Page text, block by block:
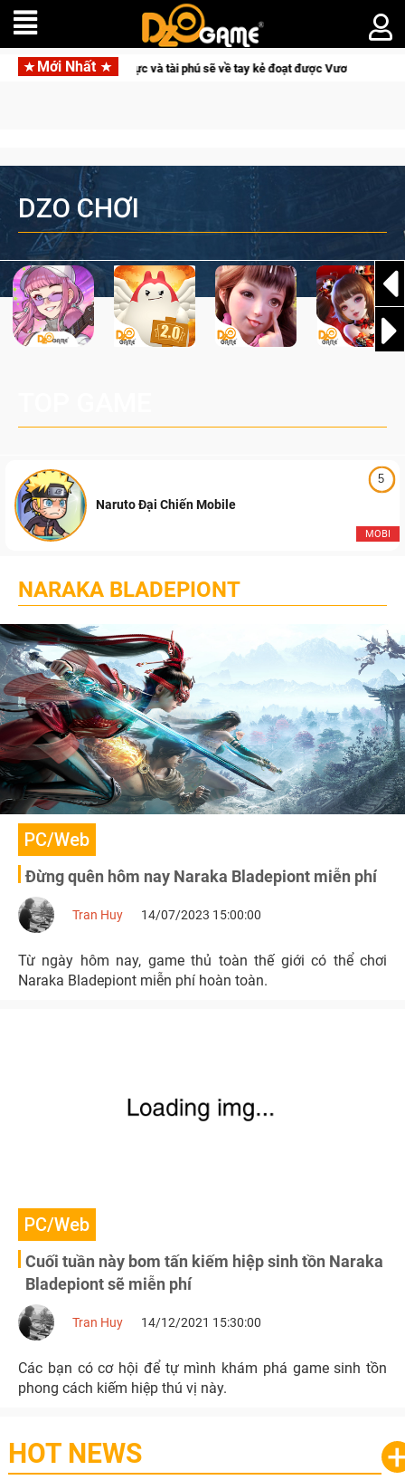
Mới Nhất
W – Quyền lực và tài phú sẽ về tay kẻ đoạt được Vương Quyền thành Kent
DZO CHƠI
5
MOBI
Naruto Đại Chiến Mobile
NARAKA BLADEPIONT
PC/Web
Đừng quên hôm nay Naraka Bladepiont miễn phí
Tran Huy 14/07/2023 15:00:00
Từ ngày hôm nay, game thủ toàn thế giới có thể chơi
Naraka Bladepiont miễn phí hoàn toàn.
PC/Web
Cuối tuần này bom tấn kiếm hiệp sinh tồn Naraka
Bladepiont sẽ miễn phí
Tran Huy 14/12/2021 15:30:00
Các bạn có cơ hội để tự mình khám phá game sinh tồn
phong cách kiếm hiệp thú vị này.
HOT NEWS